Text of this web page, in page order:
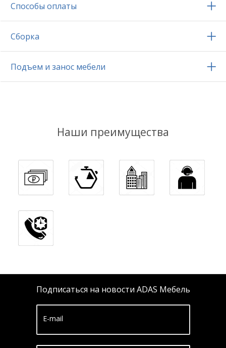
Способы оплаты
Сборка
Подъем и занос мебели
Наши преимущества
Подписаться на новости ADAS Мебель
E-mail